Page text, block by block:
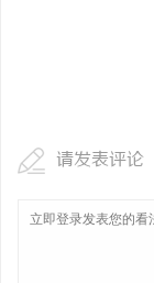
请发表评论